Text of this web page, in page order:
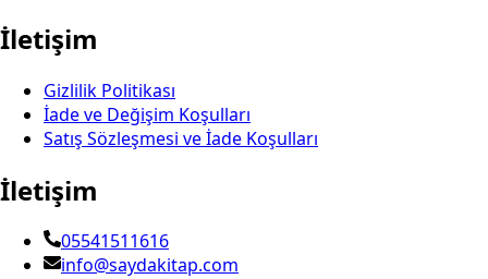
İletişim
Gizlilik Politikası
İade ve Değişim Koşulları
Satış Sözleşmesi ve İade Koşulları
İletişim
05541511616
info@saydakitap.com